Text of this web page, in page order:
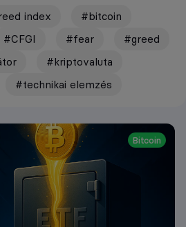
index
#bitcoin
#CFGI #fear
#greed
#kriptovaluta
#technikai elemzés
Bitcoin